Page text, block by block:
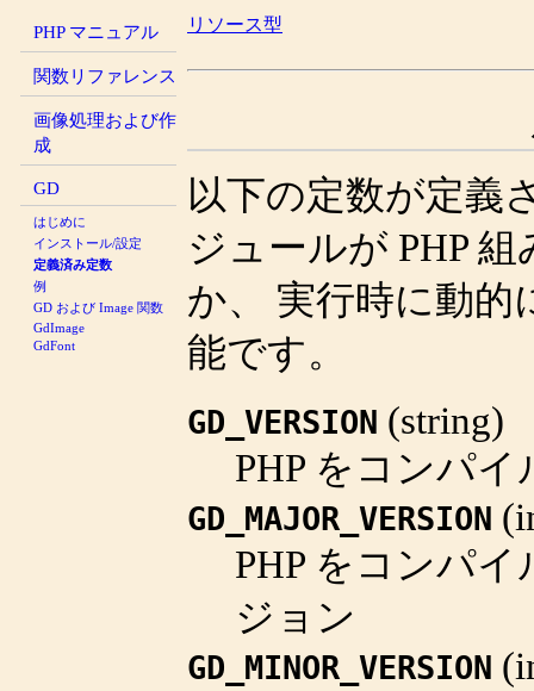
PHP マニュアル
関数リファレンス
画像処理および作
成
GD
はじめに
インストール/設定
定義済み定数
例
GD および Image 関数
GdImage
GdFont
リソース型
以下の定数が定義
ジュールが PHP
か、 実行時に動的
能です。
GD_VERSION (string)
PHP をコンパ
GD_MAJOR_VERSION (
PHP をコンパ
ジョン
GD_MINOR_VERSION (